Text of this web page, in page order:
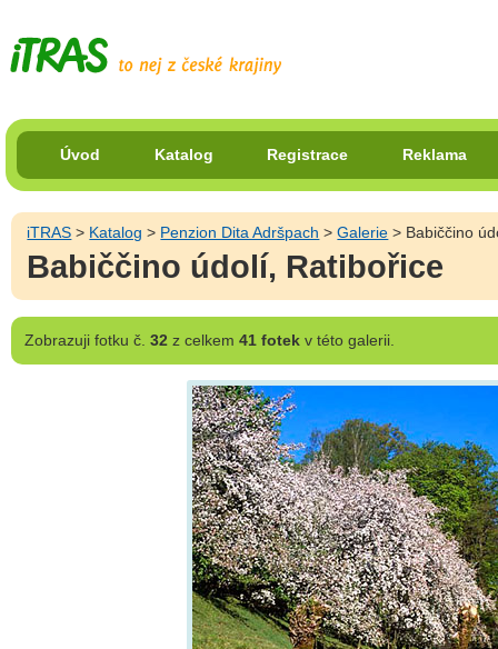
Úvod Katalog Registrace Reklama
iTRAS > Katalog > Penzion Dita Adršpach >Galerie > Babiččino
Babiččino údolí, Ratibořice
Zobrazujifotku č. 32 z celkem 41 fotekv této galerii.